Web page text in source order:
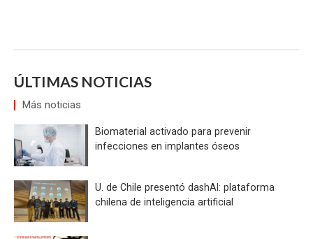
ÚLTIMAS NOTICIAS
Más noticias
Biomaterial activado para prevenir
infecciones en implantes óseos
U. de Chile presentó dashAI: plataforma
chilena de inteligencia artificial